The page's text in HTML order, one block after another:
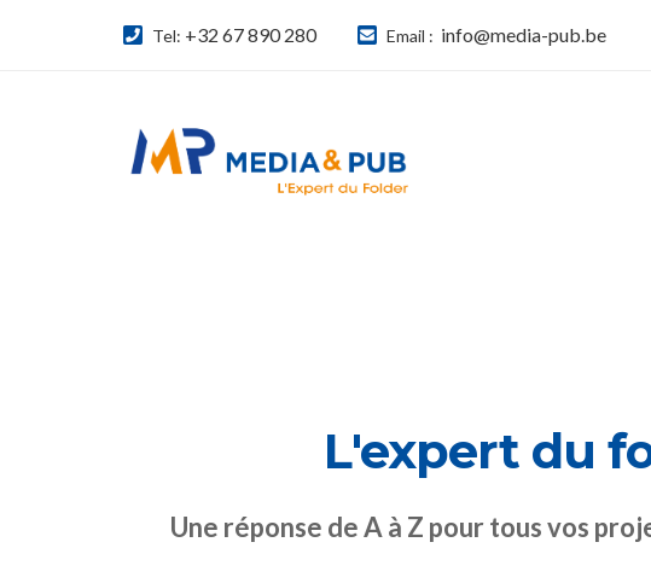
Tel: +32 67 890 280 Email : info@media-pub.be
L'expert du
Une réponse de A à Z pour tous vos